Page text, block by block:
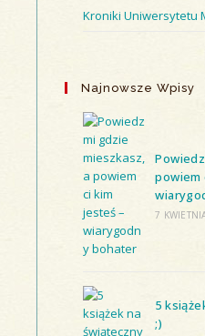
Kroniki Uniwersytetu
Najnowsze Wpisy
powiem
7
5
;)